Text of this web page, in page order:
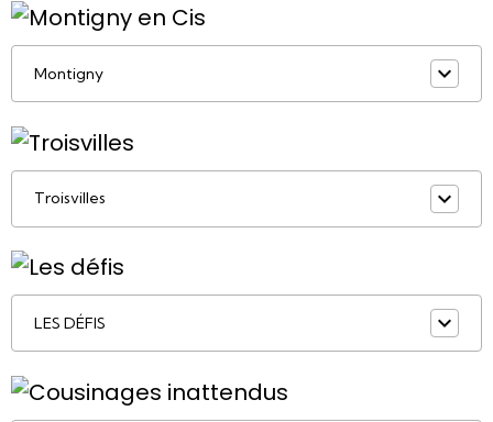
Montigny
Troisvilles
LES DÉFIS